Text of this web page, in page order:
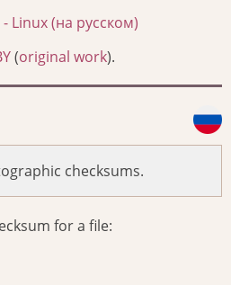
Linux (на русском)
(original work).
checksums.
for a file: